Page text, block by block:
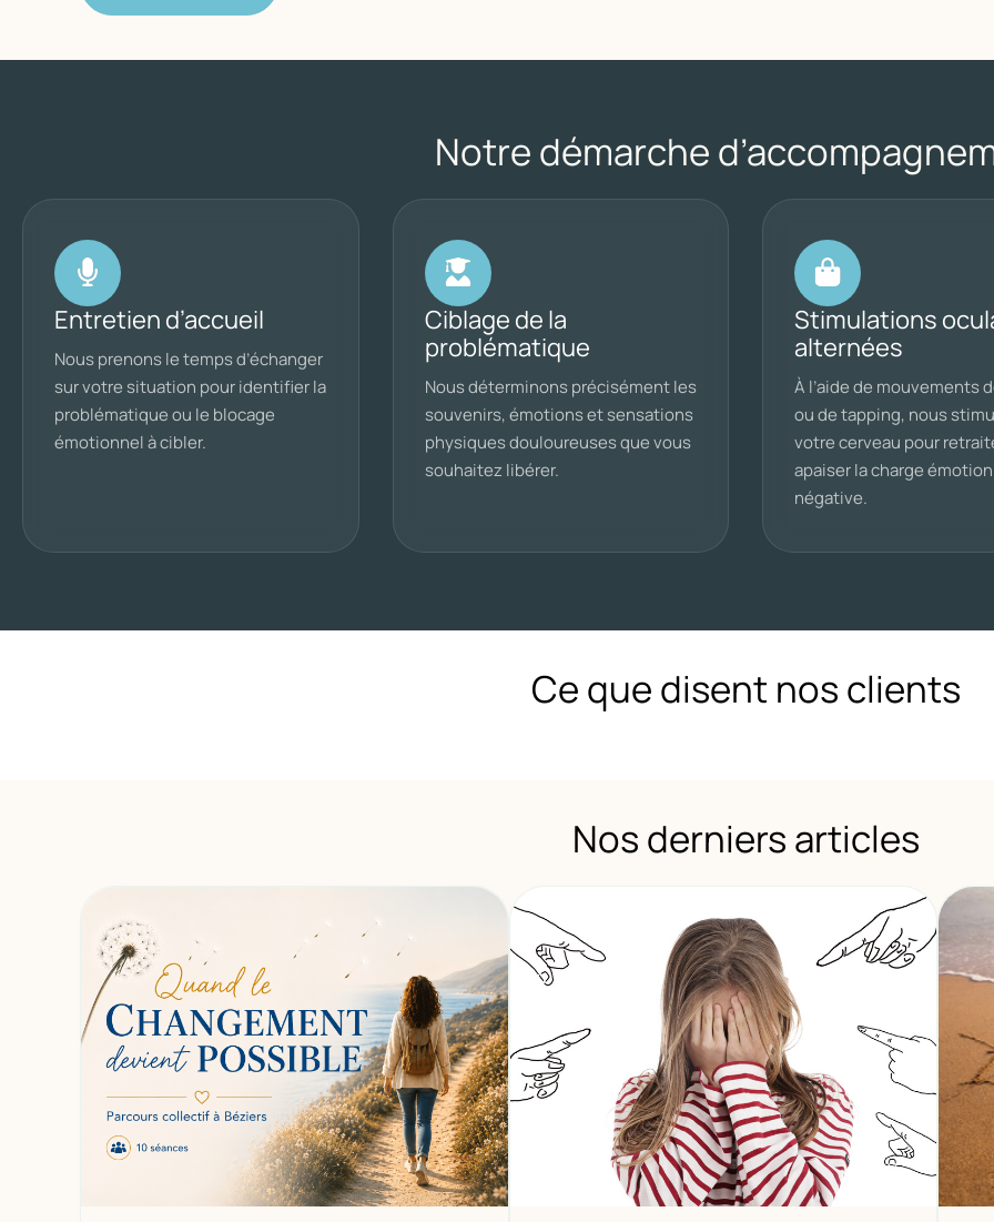
Notre démarche
Entretien d’accueil
Nous prenons le temps d’échanger
sur votre situation pour identifier la
problématique ou le blocage
émotionnel à cibler.
Ciblage de la
problématique
Nous déterminons précisément les
souvenirs, émotions et sensations
physiques douloureuses que vous
souhaitez libérer.
Stimulations
alternées
À l’aide de mouvements
ou de tapping, nous
votre cerveau pour
apaiser la charge
négative.
Ce que disent nos clients
Nos derniers articles